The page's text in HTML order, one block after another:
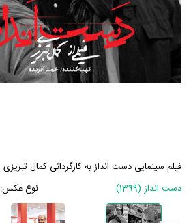
فیلم سینمایی دست انداز به کارگردانی کمال تبریزی
دست انداز (1399)
نوع عکس: